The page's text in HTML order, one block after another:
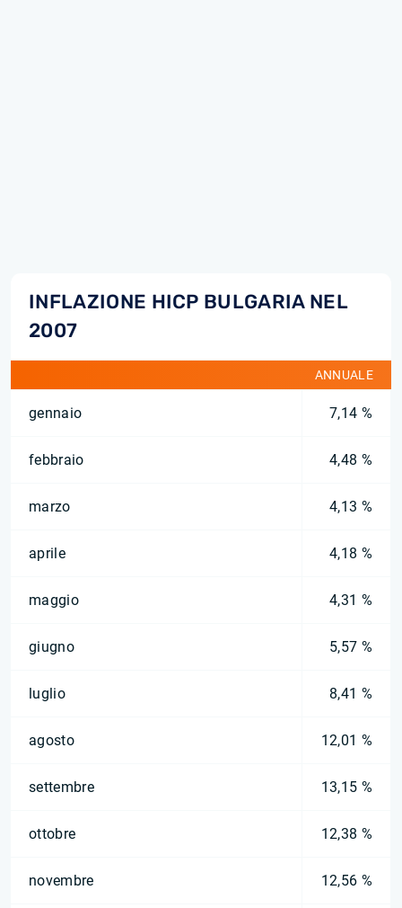
INFLAZIONE HICP BULGARIA NEL
2007
ANNUALE
gennaio 7,14 %
febbraio 4,48 %
marzo 4,13 %
aprile 4,18 %
maggio 4,31 %
giugno 5,57 %
luglio 8,41 %
agosto 12,01 %
settembre 13,15 %
ottobre 12,38 %
novembre 12,56 %